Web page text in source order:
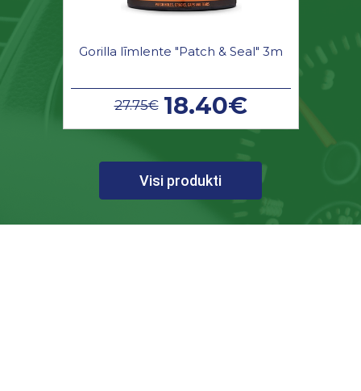
Gorilla līmlente "Patch & Seal" 3m
27.75€ 18.40€
Visi produkti